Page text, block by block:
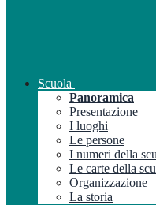
Scuola
Panoramica
Presentazione
I luoghi
Le persone
I numeri della
Le carte della
Organizzazione
La storia